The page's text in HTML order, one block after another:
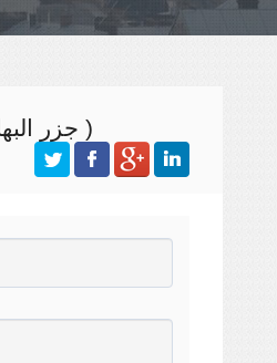
LUCAYA ( جزر البهاما )